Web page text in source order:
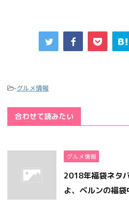
-グルメ情報
合わせて読みたい
グルメ情報
2018年福袋ネタ
よ、ベルンの福